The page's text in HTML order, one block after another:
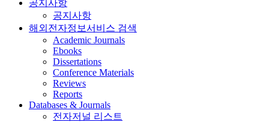
공지사항
공지사항
해외전자정보서비스 검색
Academic Journals
Ebooks
Dissertations
Conference Materials
Reviews
Reports
Databases & Journals
전자저널 리스트